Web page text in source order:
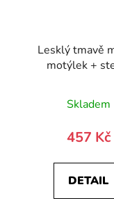
Lesklý tmavě
motýlek +
Skladem
457 Kč
DETAIL